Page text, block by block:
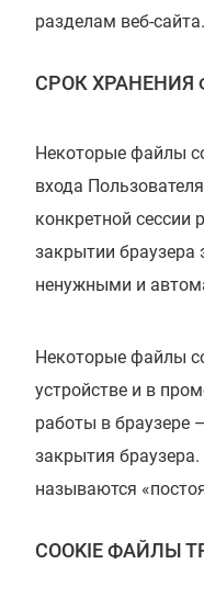
разделам веб-сайта.
СРОК ХРАНЕНИЯ
Некоторые файлы
входа
конкретной сессии
закрытии браузера
ненужными и
Некоторые файлы
устройстве и в
работы в браузере
закрытия
называются
COOKIE ФАЙЛЫ